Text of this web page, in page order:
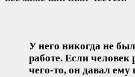
У него никогда не
работе. Если человек
чего-то, он давал ему